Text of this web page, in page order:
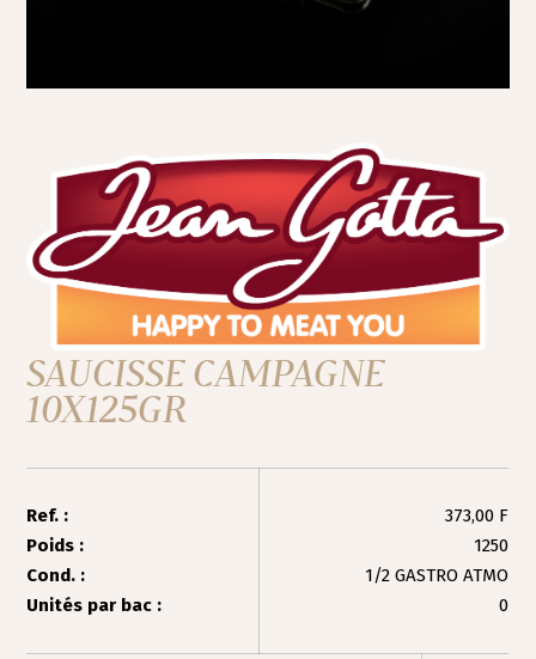
SAUCISSE CAMPAGNE
10X125GR
Ref. :
373,00 F
Poids :
1250
Cond. :
1/2 GASTRO ATMO
Unités par bac :
0